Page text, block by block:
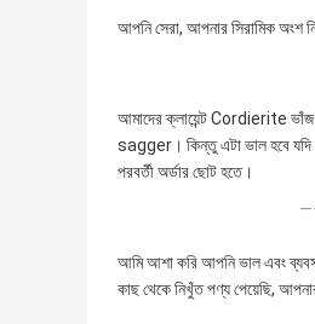
আপনি সেরা, আপনার সিরামিক অংশ
আমাদের ক্লায়েন্ট Cordierite ভাঁজ
sagger। কিন্তু এটা ভাল হবে যদি
পরবর্তী অর্ডার ছোট হতে।
আমি আশা করি আপনি ভাল এবং
কাছ থেকে নিখুঁত পণ্য পেয়েছি,